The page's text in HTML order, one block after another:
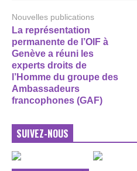
Nouvelles publications
La représentation
permanente de l’OIF à
Genève a réuni les
experts droits de
l’Homme du groupe des
Ambassadeurs
francophones (GAF)
SUIVEZ-NOUS